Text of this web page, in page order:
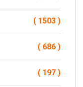
( 1503 )
( 686 )
( 197 )